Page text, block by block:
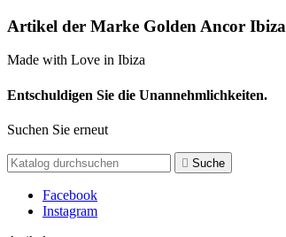
Artikel der Marke Golden Ancor Ibiza
Made with Love in Ibiza
Entschuldigen Sie die Unannehmlichkeiten.
Suchen Sie erneut
 Suche
Facebook
Instagram